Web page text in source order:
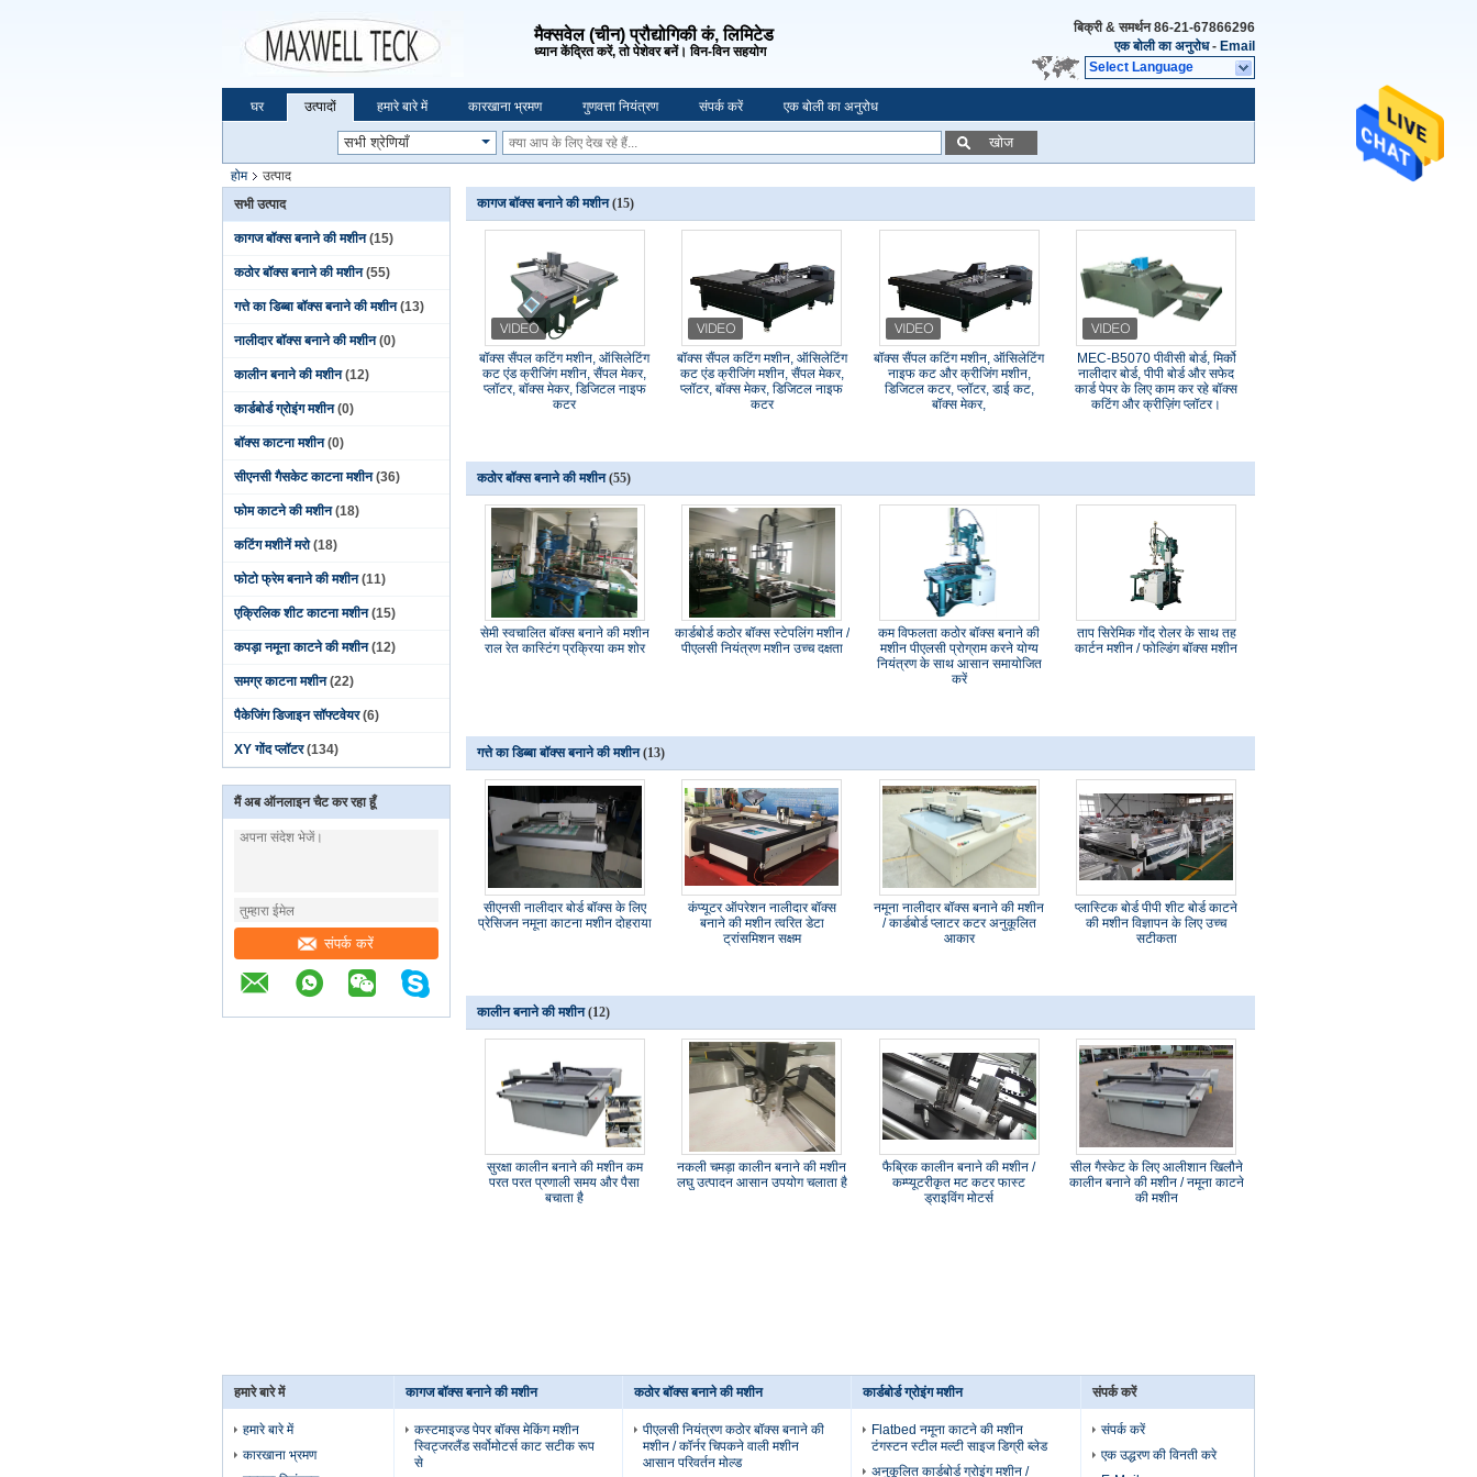
मैक्सवेल (चीन) प्रौद्योगिकी कं, लिमिटेड
ध्यान केंद्रित करें, तो पेशेवर बनें। विन-विन सहयोग
बिक्री & समर्थन86-21-67866296
एक बोली का अनुरोध- Email
Select Language
घर उत्पादों हमारे बारे में कारखाना भ्रमण गुणवत्ता नियंत्रण संपर्क करें एक बोली का अनुरोध
खोज
होम
उत्पाद
सभी उत्पाद
कागज बॉक्स बनाने की मशीन (15)
कठोर बॉक्स बनाने की मशीन (55)
गत्ते का डिब्बा बॉक्स बनाने की मशीन (13)
नालीदार बॉक्स बनाने की मशीन (0)
कालीन बनाने की मशीन (12)
कार्डबोर्ड ग्रोइंग मशीन (0)
बॉक्स काटना मशीन (0)
सीएनसी गैसकेट काटना मशीन (36)
फोम काटने की मशीन (18)
कटिंग मशीनें मरो (18)
फोटो फ्रेम बनाने की मशीन (11)
एक्रिलिक शीट काटना मशीन (15)
कपड़ा नमूना काटने की मशीन (12)
समग्र काटना मशीन (22)
पैकेजिंग डिजाइन सॉफ्टवेयर (6)
XY गोंद प्लॉटर (134)
मैं अब ऑनलाइन चैट कर रहा हूँ
संपर्क करें
कागज बॉक्स बनाने की मशीन (15)
बॉक्स सैंपल कटिंग मशीन, ऑसिलेटिंग
कट एंड क्रीजिंग मशीन, सैंपल मेकर,
प्लॉटर, बॉक्स मेकर, डिजिटल नाइफ
कटर
बॉक्स सैंपल कटिंग मशीन, ऑसिलेटिंग
कट एंड क्रीजिंग मशीन, सैंपल मेकर,
प्लॉटर, बॉक्स मेकर, डिजिटल नाइफ
कटर
बॉक्स सैंपल कटिंग मशीन, ऑसिलेटिंग
नाइफ कट और क्रीजिंग मशीन,
डिजिटल कटर, प्लॉटर, डाई कट,
बॉक्स मेकर,
MEC-B5070 पीवीसी बोर्ड, मिर्को
नालीदार बोर्ड, पीपी बोर्ड और सफेद
कार्ड पेपर के लिए काम कर रहे बॉक्स
कटिंग और क्रीज़िंग प्लॉटर।
कठोर बॉक्स बनाने की मशीन (55)
सेमी स्वचालित बॉक्स बनाने की मशीन
राल रेत कास्टिंग प्रक्रिया कम शोर
कार्डबोर्ड कठोर बॉक्स स्टेपलिंग मशीन /
पीएलसी नियंत्रण मशीन उच्च दक्षता
कम विफलता कठोर बॉक्स बनाने की
मशीन पीएलसी प्रोग्राम करने योग्य
नियंत्रण के साथ आसान समायोजित
करें
ताप सिरेमिक गोंद रोलर के साथ तह
कार्टन मशीन / फोल्डिंग बॉक्स मशीन
गत्ते का डिब्बा बॉक्स बनाने की मशीन (13)
सीएनसी नालीदार बोर्ड बॉक्स के लिए
प्रेसिजन नमूना काटना मशीन दोहराया
कंप्यूटर ऑपरेशन नालीदार बॉक्स
बनाने की मशीन त्वरित डेटा
ट्रांसमिशन सक्षम
नमूना नालीदार बॉक्स बनाने की मशीन
/ कार्डबोर्ड प्लाटर कटर अनुकूलित
आकार
प्लास्टिक बोर्ड पीपी शीट बोर्ड काटने
की मशीन विज्ञापन के लिए उच्च
सटीकता
कालीन बनाने की मशीन (12)
सुरक्षा कालीन बनाने की मशीन कम
परत परत प्रणाली समय और पैसा
बचाता है
नकली चमड़ा कालीन बनाने की मशीन
लघु उत्पादन आसान उपयोग चलाता है
फैब्रिक कालीन बनाने की मशीन /
कम्प्यूटरीकृत मट कटर फास्ट
ड्राइविंग मोटर्स
सील गैस्केट के लिए आलीशान खिलौने
कालीन बनाने की मशीन / नमूना काटने
की मशीन
हमारे बारे में
हमारे बारे में
कारखाना भ्रमण
कागज बॉक्स बनाने की मशीन
कस्टमाइज्ड पेपर बॉक्स मेकिंग मशीन
स्विट्जरलैंड सर्वोमोटर्स काट सटीक रूप
से
कठोर बॉक्स बनाने की मशीन
पीएलसी नियंत्रण कठोर बॉक्स बनाने की
मशीन / कॉर्नर चिपकने वाली मशीन
आसान परिवर्तन मोल्ड
कार्डबोर्ड ग्रोइंग मशीन
Flatbed नमूना काटने की मशीन
टंगस्टन स्टील मल्टी साइज डिग्री ब्लेड
अनुकूलित कार्डबोर्ड ग्रोइंग मशीन /
संपर्क करें
संपर्क करें
एक उद्धरण की विनती करे